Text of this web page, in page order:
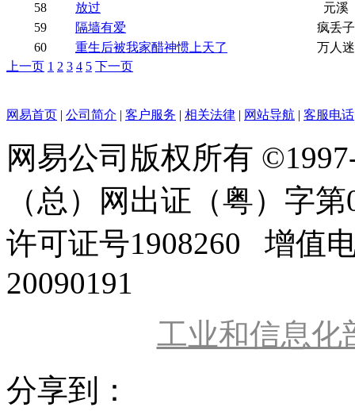
58
放过
元溪
59
隔墙有爱
疯丢子
60
重生后被我家醋神惯上天了
万人迷
上一页 1 2 3 4 5 下一页
网易首页 | 公司简介 | 客户服务 | 相关法律 | 网站导航 | 客服电话
网易公司版权所有
（总）网出证（粤）字
许可证号1908260 增值
20090191
工业和信息化
分享到：